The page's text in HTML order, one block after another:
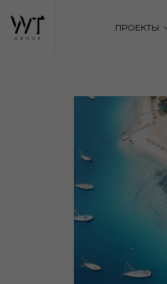
ПРОЕКТЫ